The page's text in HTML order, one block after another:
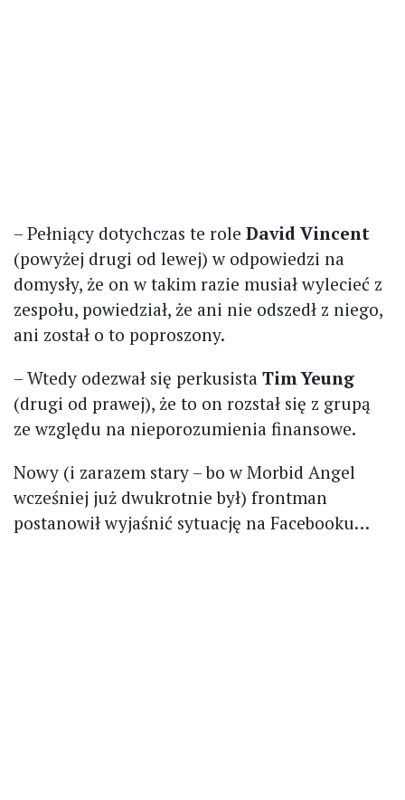
– Pełniący dotychczas te role David Vincent
(powyżej drugi od lewej) w odpowiedzi na
domysły, że on w takim razie musiał wylecieć z
zespołu, powiedział, że ani nie odszedł z niego,
ani został o to poproszony.
– Wtedy odezwał się perkusista Tim Yeung
(drugi od prawej), że to on rozstał się z grupą
ze względu na nieporozumienia finansowe.
Nowy (i zarazem stary – bo w Morbid Angel
wcześniej już dwukrotnie był) frontman
postanowił wyjaśnić sytuację na Facebooku…